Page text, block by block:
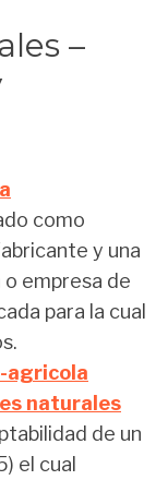
–
como
y una
empresa de
para la cual
agricola
naturales
de un
el cual